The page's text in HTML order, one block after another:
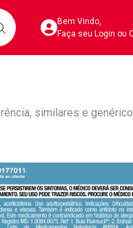
Acesse
Bem Vindo,
Faça seu Login ou
similares e